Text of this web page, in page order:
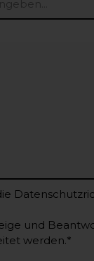
und
werden.*